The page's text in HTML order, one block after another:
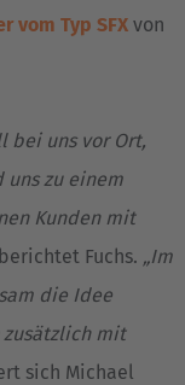
vom Typ SFX von
bei uns vor Ort,
uns zu einem
Kunden mit
Fuchs. „Im
die Idee
mit
sich Michael